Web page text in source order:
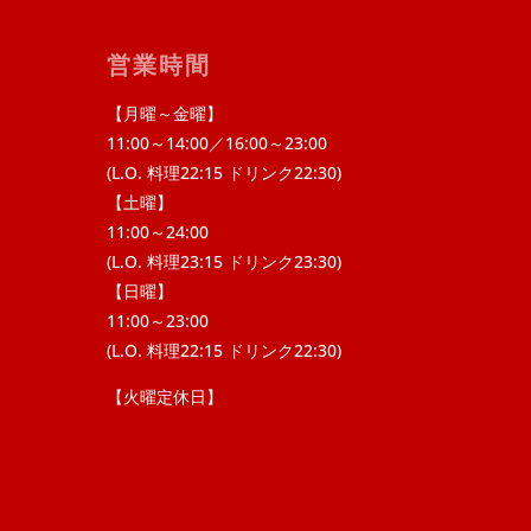
営業時間
【月曜～金曜】
11:00～14:00／16:00～23:00
(L.O. 料理22:15 ドリンク22:30)
【土曜】
11:00～24:00
(L.O. 料理23:15 ドリンク23:30)
【日曜】
11:00～23:00
(L.O. 料理22:15 ドリンク22:30)
【火曜定休日】